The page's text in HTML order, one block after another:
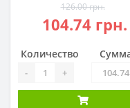
126.00 грн.
104.74 грн.
Количество
- +